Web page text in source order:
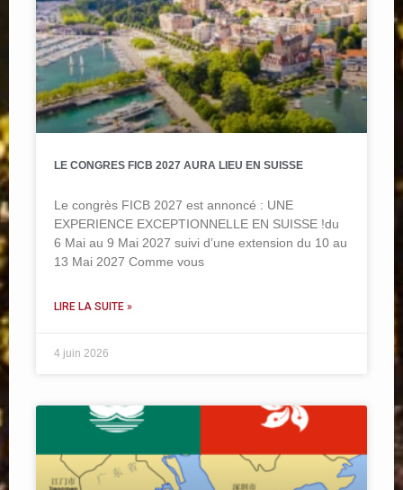
LE CONGRES FICB 2027 AURA LIEU EN SUISSE
Le congrès FICB 2027 est annoncé : UNE
EXPERIENCE EXCEPTIONNELLE EN SUISSE !du
6 Mai au 9 Mai 2027 suivi d’une extension du 10 au
13 Mai 2027 Comme vous
LIRE LA SUITE »
4 juin 2026